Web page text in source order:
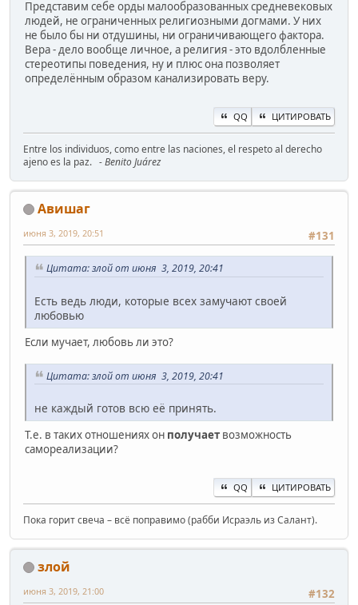
Представим себе орды малообразованных средневековых
людей, не ограниченных религиозными догмами. У них
не было бы ни отдушины, ни ограничивающего фактора.
Вера - дело вообще личное, а религия - это вдолбленные
стереотипы поведения, ну и плюс она позволяет
определённым образом канализировать веру.
QQ ЦИТИРОВАТЬ
Entre los individuos, como entre las naciones, el respeto al derecho
ajeno es la paz. - Benito Juárez
Авишаг
#131
июня 3, 2019, 20:51
Цитата: злой от июня 3, 2019, 20:41
Есть ведь люди, которые всех замучают своей
любовью
Если мучает, любовь ли это?
Цитата: злой от июня 3, 2019, 20:41
не каждый готов всю её принять.
Т.е. в таких отношениях он получает возможность
самореализации?
QQ ЦИТИРОВАТЬ
Пока горит свеча – всё поправимо (рабби Исраэль из Салант).
злой
#132
июня 3, 2019, 21:00